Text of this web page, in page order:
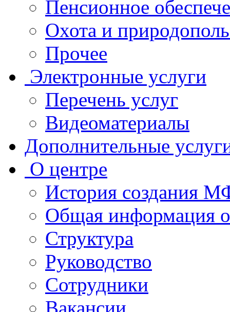
Пенсионное
Охота и
Прочее
Электронные услуги
Перечень услуг
Видеоматериалы
Дополнительные
О центре
История создания
Общая
Структура
Руководство
Сотрудники